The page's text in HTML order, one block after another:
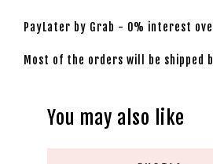
PayLater by Grab - 0% interest
Most of the orders will be shipped
You may also like